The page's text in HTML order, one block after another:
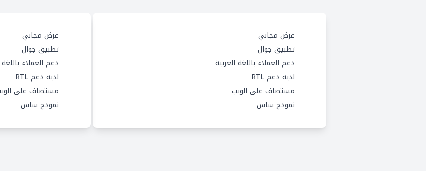
عرض مجاني
تطبيق جوال
دعم العملاء باللغة العربية
لديه دعم RTL
مستضاف على الويب
نموذج ساس
عرض مجاني
تطبيق جوال
دعم العملاء باللغة
لديه دعم RTL
مستضاف على
نموذج ساس